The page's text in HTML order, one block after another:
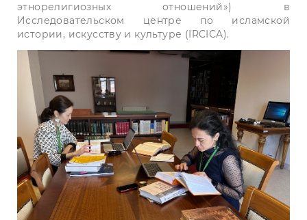
этнорелигиозных отношений») в
Исследовательском центре по исламской
истории, искусству и культуре (IRCICA).